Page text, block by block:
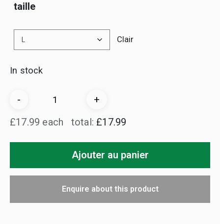
taille
Clair
In stock
-
Delkim
T-
Shirt
quantity
+
£17.99 each
total: £17.99
Ajouter au panier
Enquire about this product